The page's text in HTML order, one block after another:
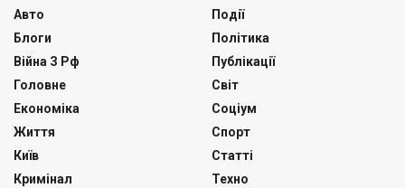
Авто
Блоги
Війна З Рф
Головне
Економіка
Життя
Київ
Кримінал
Події
Політика
Публікації
Світ
Соціум
Спорт
Статті
Техно